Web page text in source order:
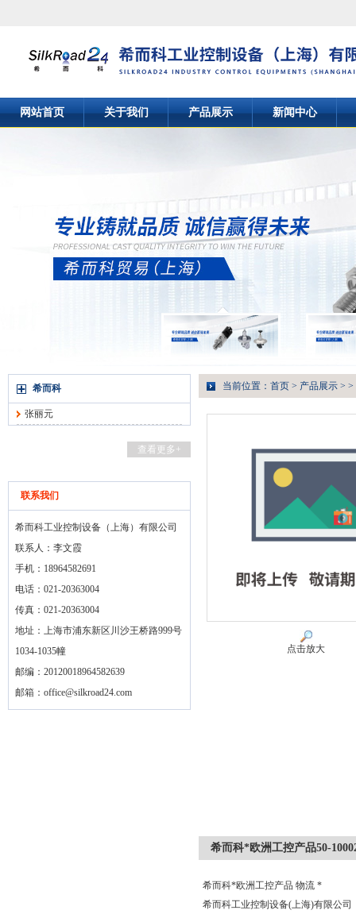
网站首页 关于我们 产品展示 新闻中心
希而科
张丽元
查看更多+
联系我们
希而科工业控制设备（上海）有限公司
联系人：李文霞
手机：18964582691
电话：021-20363004
传真：021-20363004
地址：上海市浦东新区川沙王桥路999号
1034-1035幢
邮编：20120018964582639
邮箱： office@silkroad24.com
当前位置： 首页 > 产品展示 > >
点击放大
希而科*欧洲工控产品50-
希而科*欧洲工控产品 物流 *
希而科工业控制设备(上海)有限公